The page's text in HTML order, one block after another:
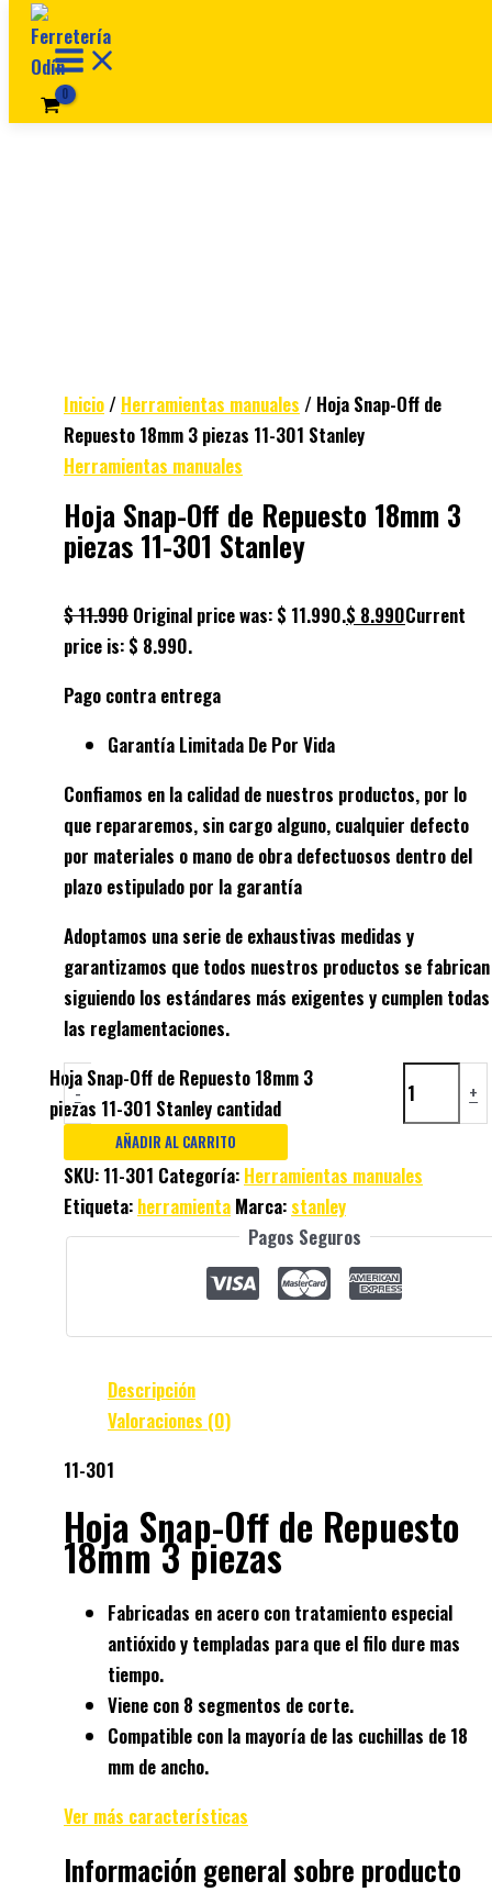
Ir al contenido
Inicio/ Herramientas manuales / Hoja Snap-Off de
Repuesto 18mm 3 piezas 11-301 Stanley
Herramientas manuales
Hoja Snap-Off de Repuesto 18mm 3
piezas 11-301 Stanley
$11.990 Original price was: $ 11.990.$ 8.990Current
price is: $ 8.990.
Pago contra entrega
Garantía Limitada De Por Vida
Confiamos en la calidad de nuestros productos, por lo
que repararemos, sin cargo alguno, cualquier defecto
por materiales o mano de obra defectuosos dentro del
plazo estipulado por la garantía
Adoptamos una serie de exhaustivas medidas y
garantizamos que todos nuestros productos se fabrican
siguiendo los estándares más exigentes y cumplen todas
las reglamentaciones.
-
Hoja Snap-Off de Repuesto 18mm 3
piezas 11-301 Stanley cantidad
+
AÑADIR AL CARRITO
SKU: 11-301 Categoría: Herramientas manuales
Etiqueta: herramienta Marca: stanley
Pagos Seguros
Descripción
Valoraciones (0)
11-301
Hoja Snap-Off de Repuesto
18mm 3 piezas
Fabricadas en acero con tratamiento especial
antióxido y templadas para que el filo dure mas
tiempo.
Viene con 8 segmentos de corte.
Compatible con la mayoría de las cuchillas de 18
mm de ancho.
Ver más características
Información general sobre producto